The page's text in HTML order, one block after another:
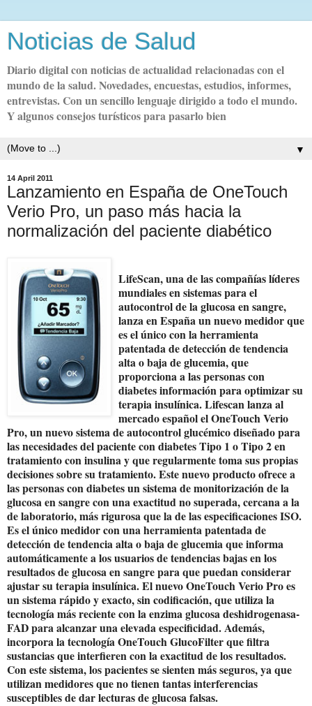
Noticias de Salud
Diario digital con noticias de actualidad relacionadas con el
mundo de la salud. Novedades, encuestas, estudios, informes,
entrevistas. Con un sencillo lenguaje dirigido a todo el mundo.
Y algunos consejos turísticos para pasarlo bien
▼
14 April 2011
Lanzamiento en España de OneTouch
Verio Pro, un paso más hacia la
normalización del paciente diabético
LifeScan, una de las compañías líderes
mundiales en sistemas para el
autocontrol de la glucosa en sangre,
lanza en España un nuevo medidor que
es el único con la herramienta
patentada de detección de tendencia
alta o baja de glucemia, que
proporciona a las personas con
diabetes información para optimizar su
terapia insulínica. Lifescan lanza al
mercado español el OneTouch Verio
Pro, un nuevo sistema de autocontrol glucémico diseñado para
las necesidades del paciente con diabetes Tipo 1 o Tipo 2 en
tratamiento con insulina y que regularmente toma sus propias
decisiones sobre su tratamiento. Este nuevo producto ofrece a
las personas con diabetes un sistema de monitorización de la
glucosa en sangre con una exactitud no superada, cercana a la
de laboratorio, más rigurosa que la de las especificaciones ISO.
Es el único medidor con una herramienta patentada de
detección de tendencia alta o baja de glucemia que informa
automáticamente a los usuarios de tendencias bajas en los
resultados de glucosa en sangre para que puedan considerar
ajustar su terapia insulínica. El nuevo OneTouch Verio Pro es
un sistema rápido y exacto, sin codificación, que utiliza la
tecnología más reciente con la enzima glucosa deshidrogenasa-
FAD para alcanzar una elevada especificidad. Además,
incorpora la tecnología OneTouch GlucoFilter que filtra
sustancias que interfieren con la exactitud de los resultados.
Con este sistema, los pacientes se sienten más seguros, ya que
utilizan medidores que no tienen tantas interferencias
susceptibles de dar lecturas de glucosa falsas.